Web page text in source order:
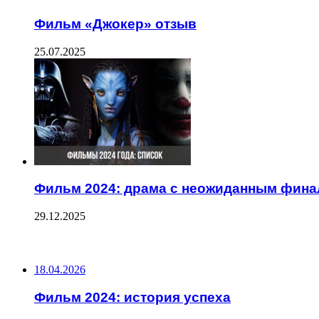
Фильм «Джокер» отзыв
25.07.2025
Фильм 2024: драма с неожиданным
29.12.2025
18.04.2026
Фильм 2024: история успеха